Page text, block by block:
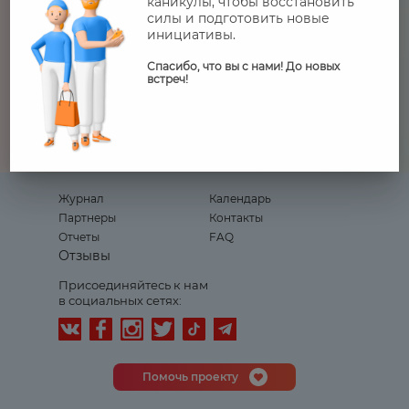
заявку на консультацию, мы выслушаем,
поддержим тебя.
⠀
⠀
При поддержке Фонда развития
социальных проектов
@samruk_kazyna_trust
Журнал
Календарь
Партнеры
Контакты
Отчеты
FAQ
Отзывы
Присоединяйтесь к нам
в социальных сетях:
Помочь проекту
силы и подготовить новые
инициативы.
Спасибо, что вы с нами! До новых
встреч!